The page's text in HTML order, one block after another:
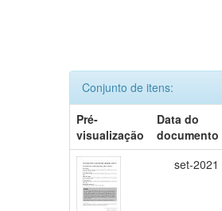
Conjunto de itens:
Pré-
visualização
Data do
documento
set-2021